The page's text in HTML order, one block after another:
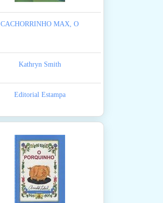
CACHORRINHO MAX, O
Kathryn Smith
Editorial Estampa